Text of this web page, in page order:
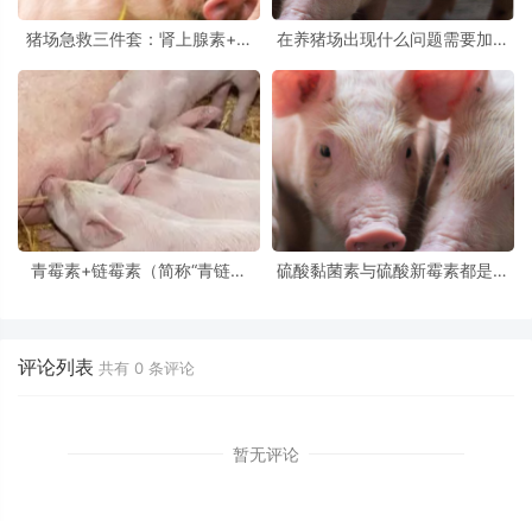
猪场急救三件套：肾上腺素+樟
打？什么时候用？
在养猪场出现什么问题需要加地
青霉素+链霉素（简称“青链霉
硫酸黏菌素与硫酸新霉素都是肠
评论列表 共有 0 条评论
暂无评论